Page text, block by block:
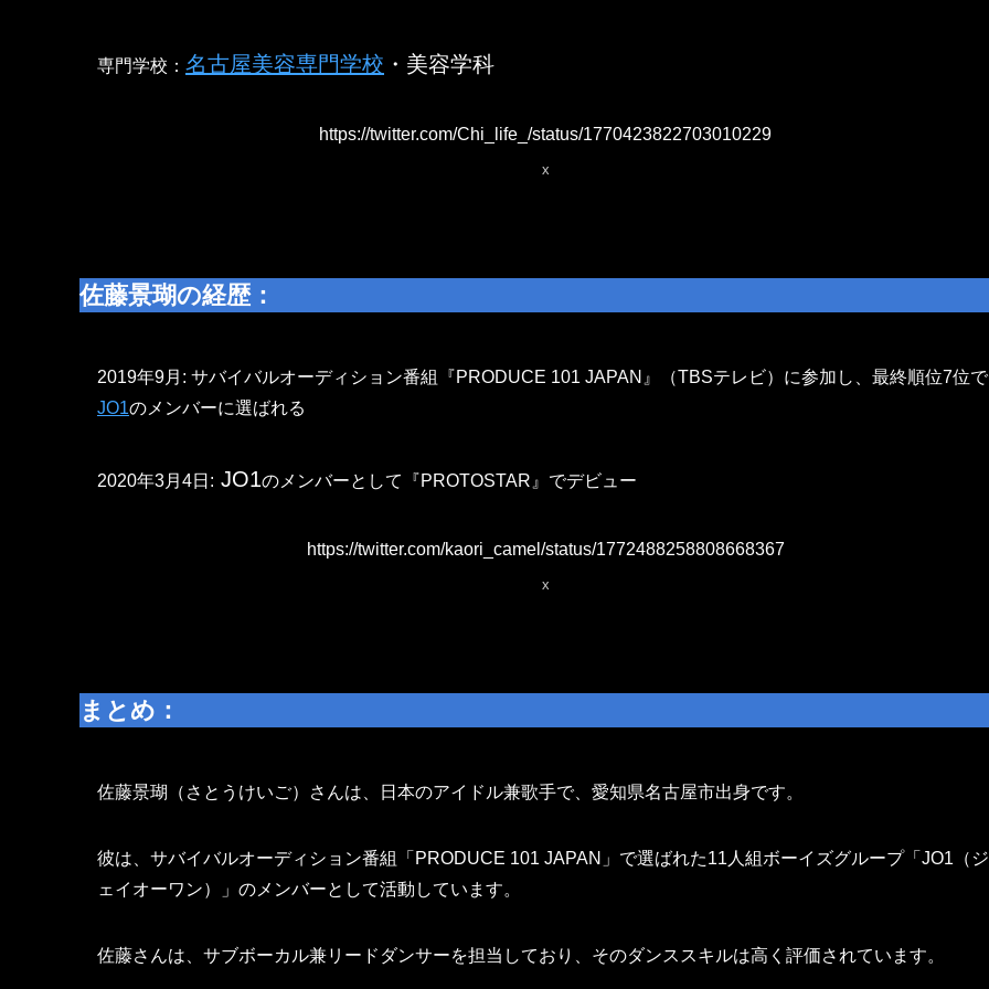
専門学校： 名古屋美容専門学校 ・美容学科
https://twitter.com/Chi_life_/status/1770423822703010229
x
佐藤景瑚の経歴：
2019年9月: サバイバルオーディション番組『PRODUCE 101 JAPAN』（TBSテレビ）に参加し、最終順位7位で
JO1のメンバーに選ばれる
2020年3月4日: JO1のメンバーとして『PROTOSTAR』でデビュー
https://twitter.com/kaori_camel/status/1772488258808668367
x
まとめ：
佐藤景瑚（さとうけいご）さんは、日本のアイドル兼歌手で、愛知県名古屋市出身です。
彼は、サバイバルオーディション番組「PRODUCE 101 JAPAN」で選ばれた11人組ボーイズグループ「JO1（ジ
ェイオーワン）」のメンバーとして活動しています。
佐藤さんは、サブボーカル兼リードダンサーを担当しており、そのダンススキルは高く評価されています。